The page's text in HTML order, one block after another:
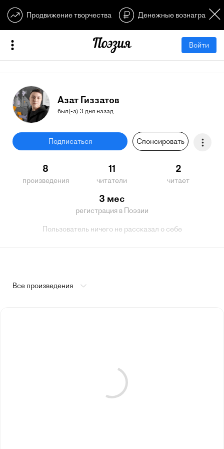
Продвижение творчества Денежные
Войти
Азат Гиззатов
был(-а) 3 дня назад
Подписаться Спонсировать
8
произведения
11
читатели
2
читает
3 мес
регистрация в Поэзии
Пользователь ничего не рассказал о себе
Все произведения